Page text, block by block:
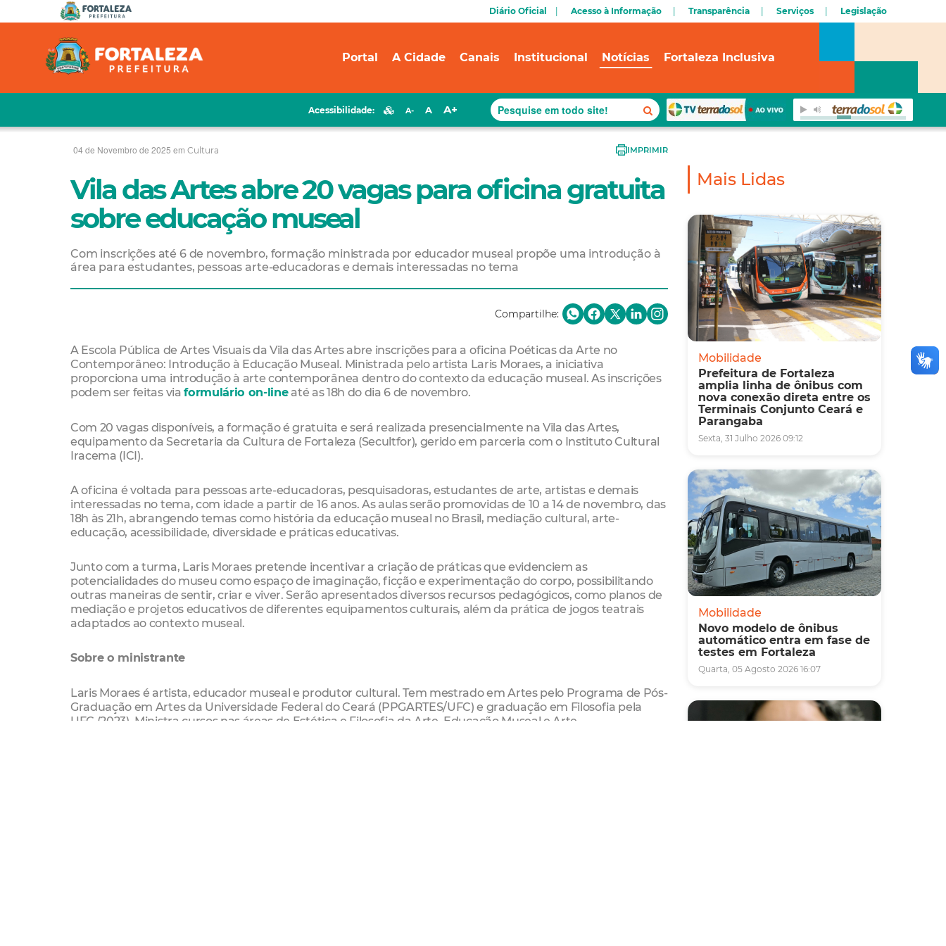
Diário Oficial Acesso à Informação Transparência Serviços Legislação
Portal A Cidade Canais Institucional Notícias Fortaleza Inclusiva
Acessibilidade: A- A A+
04 de Novembro de 2025 em Cultura IMPRIMIR
Vila das Artes abre 20 vagas para oficina gratuita
sobre educação museal
Com inscrições até 6 de novembro, formação ministrada por educador museal propõe uma introdução à
área para estudantes, pessoas arte-educadoras e demais interessadas no tema
Compartilhe:
A Escola Pública de Artes Visuais da Vila das Artes abre inscrições para a oficina Poéticas da Arte no
Contemporâneo: Introdução à Educação Museal. Ministrada pelo artista Laris Moraes, a iniciativa
proporciona uma introdução à arte contemporânea dentro do contexto da educação museal. As inscrições
podem ser feitas viaformulário on-lineaté as 18h do dia 6 de novembro.
Com 20 vagas disponíveis, a formação é gratuita e será realizada presencialmente na Vila das Artes,
equipamento da Secretaria da Cultura de Fortaleza (Secultfor), gerido em parceria com o Instituto Cultural
Iracema (ICI).
A oficina é voltada para pessoas arte-educadoras, pesquisadoras, estudantes de arte, artistas e demais
interessadas no tema, com idade a partir de 16 anos. As aulas serão promovidas de 10 a 14 de novembro, das
18h às 21h, abrangendo temas como história da educação museal no Brasil, mediação cultural, arte-
educação, acessibilidade, diversidade e práticas educativas.
Junto com a turma, Laris Moraes pretende incentivar a criação de práticas que evidenciem as
potencialidades do museu como espaço de imaginação, ficção e experimentação do corpo, possibilitando
outras maneiras de sentir, criar e viver. Serão apresentados diversos recursos pedagógicos, como planos de
mediação e projetos educativos de diferentes equipamentos culturais, além da prática de jogos teatrais
adaptados ao contexto museal.
Sobre o ministrante
Laris Moraes é artista, educador museal e produtor cultural. Tem mestrado em Artes pelo Programa de Pós-
Graduação em Artes da Universidade Federal do Ceará (PPGARTES/UFC) e graduação em Filosofia pela
UFC (2023). Ministra cursos nas áreas de Estética e Filosofia da Arte, Educação Museal e Arte
Mais Lidas
Mobilidade
Prefeitura de Fortaleza
amplia linha de ônibus com
nova conexão direta entre os
Terminais Conjunto Ceará e
Parangaba
Sexta, 31 Julho 2026 09:12
Mobilidade
Novo modelo de ônibus
automático entra em fase de
testes em Fortaleza
Quarta, 05 Agosto 2026 16:07